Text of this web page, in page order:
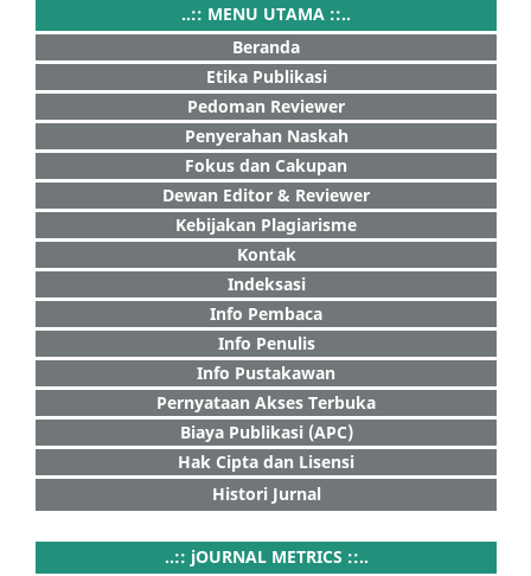
..:: MENU UTAMA ::..
Beranda
Etika Publikasi
Pedoman Reviewer
Penyerahan Naskah
Fokus dan Cakupan
Dewan Editor & Reviewer
Kebijakan Plagiarisme
Kontak
Indeksasi
Info Pembaca
Info Penulis
Info Pustakawan
Pernyataan Akses Terbuka
Biaya Publikasi (APC)
Hak Cipta dan Lisensi
Histori Jurnal
..:: jOURNAL METRICS ::..